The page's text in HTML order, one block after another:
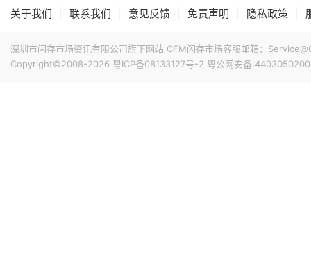
关于我们 联系我们 意见反馈 免责声明 隐私政策
深圳市闪存市场资讯有限公司旗下网站 CFM闪存市场客服邮箱：
Copyright©2008-2026 粤ICP备08133127号-2 粤公网安备